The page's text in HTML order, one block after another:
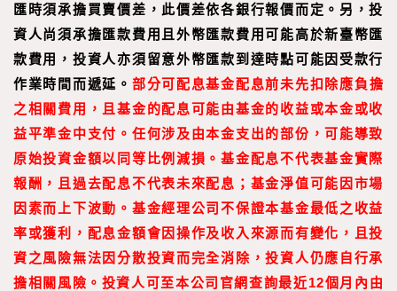
匯時須承擔買賣價差，此價差依各銀行報價而定。另，投
資人尚須承擔匯款費用且外幣匯款費用可能高於新臺幣匯
款費用，投資人亦須留意外幣匯款到達時點可能因受款行
作業時間而遞延。 部分可配息基金配息前未先扣除應負擔
之相關費用，且基金的配息可能由基金的收益或本金或收
益平準金中支付。任何涉及由本金支出的部份，可能導致
原始投資金額以同等比例減損。基金配息不代表基金實際
報酬，且過去配息不代表未來配息；基金淨值可能因市場
因素而上下波動。基金經理公司不保證本基金最低之收益
率或獲利，配息金額會因操作及收入來源而有變化，且投
資之風險無法因分散投資而完全消除，投資人仍應自行承
擔相關風險。投資人可至本公司官網查詢最近12個月內由